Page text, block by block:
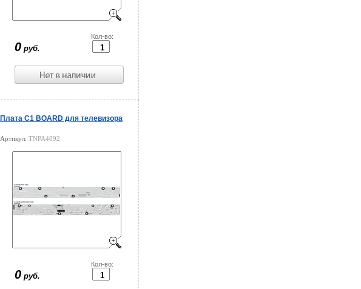
0 руб.
Кол-во:
Плата C1 BOARD для телевизора
Артикул: TNPA4892
0 руб.
Кол-во: